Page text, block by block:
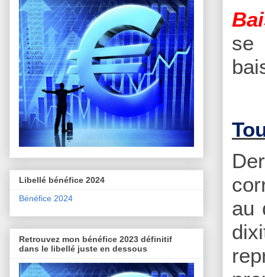
se
au
Libellé bénéfice 2024
Bénéfice 2024
Retrouvez mon bénéfice 2023 définitif
dans le libellé juste en dessous